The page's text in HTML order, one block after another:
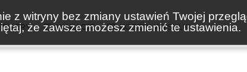
z witryny bez zmiany ustawień Twojej
że zawsze możesz zmienić te ustawienia.
WAKACJE KOSZTY WYSYŁKI